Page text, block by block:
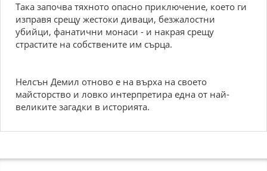
Така започва тяхното опасно приключение, което ги
изправя срещу жестоки диваци, безжалостни
убийци, фанатични монаси - и накрая срещу
страстите на собствените им сърца.
Нелсън Демил отново е на върха на своето
майсторство и ловко интерпретира една от най-
великите загадки в историята.